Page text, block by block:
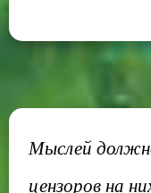
Мыслей
цензоров на